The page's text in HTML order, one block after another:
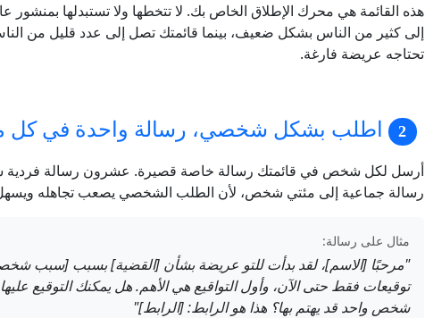
هذه القائمة هي محرك الإطلاق الخاص بك. لا تتخطها ولا تستبدلها بمنشور
إلى كثير من الناس بشكل ضعيف، بينما قائمتك تصل إلى عدد قليل من
تحتاجه عريضة فارغة.
اطلب بشكل شخصي، رسالة واحدة في كل
أرسل لكل شخص في قائمتك رسالة خاصة قصيرة. عشرون رسالة فردية
رسالة جماعية إلى مئتي شخص، لأن الطلب الشخصي يصعب تجاهله
مثال على رسالة:
"مرحبًا [الاسم]، لقد بدأت للتو عريضة بشأن [القضية] بسبب [سبب
توقيعات فقط حتى الآن، وأول التواقيع هي الأهم. هل يمكنك التوقيع
شخص واحد قد يهتم بها؟ هذا هو الرابط: [الرابط]"